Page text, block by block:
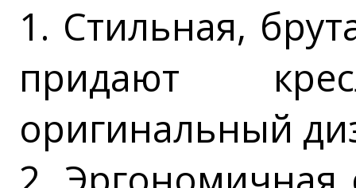
1. Стильная,
придают
оригинальный